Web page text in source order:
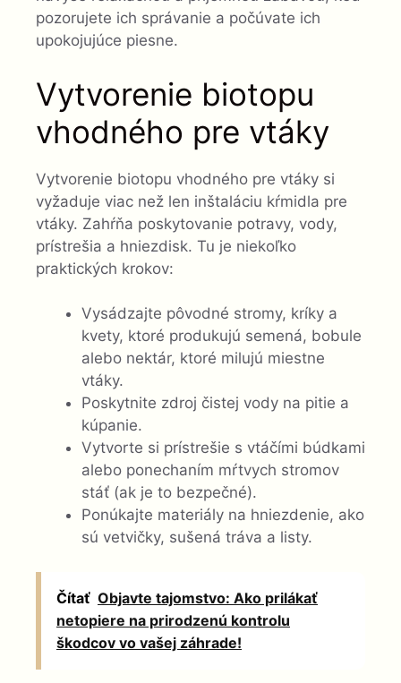
pozorujete ich správanie a počúvate ich
upokojujúce piesne.
Vytvorenie biotopu
vhodného pre vtáky
Vytvorenie biotopu vhodného pre vtáky si
vyžaduje viac než len inštaláciu kŕmidla pre
vtáky. Zahŕňa poskytovanie potravy, vody,
prístrešia a hniezdisk. Tu je niekoľko
praktických krokov:
Vysádzajte pôvodné stromy, kríky a
kvety, ktoré produkujú semená, bobule
alebo nektár, ktoré milujú miestne
vtáky.
Poskytnite zdroj čistej vody na pitie a
kúpanie.
Vytvorte si prístrešie s vtáčími búdkami
alebo ponechaním mŕtvych stromov
stáť (ak je to bezpečné).
Ponúkajte materiály na hniezdenie, ako
sú vetvičky, sušená tráva a listy.
Čítať Objavte tajomstvo: Ako prilákať
netopiere na prirodzenú kontrolu
škodcov vo vašej záhrade!